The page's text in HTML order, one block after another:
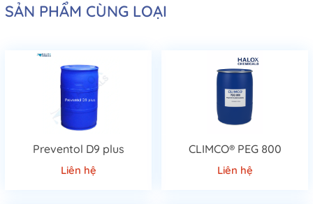
SẢN PHẨM CÙNG LOẠI
Preventol D9 plus
Liên hệ
CLIMCO® PEG 800
Liên hệ